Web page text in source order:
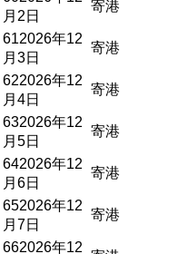
月2日
寄港
612026年12
月3日
寄港
622026年12
月4日
寄港
632026年12
月5日
寄港
642026年12
月6日
寄港
652026年12
月7日
寄港
662026年12